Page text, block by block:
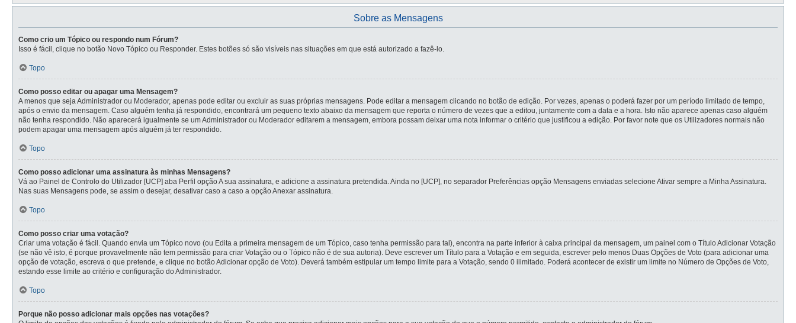
Sobre as Mensagens
Como crio um Tópico ou respondo num Fórum?
Isso é fácil, clique no botão Novo Tópico ou Responder. Estes botões só são visíveis nas situações em que está autorizado a fazê-lo.
Topo
Como posso editar ou apagar uma Mensagem?
A menos que seja Administrador ou Moderador, apenas pode editar ou excluir as suas próprias mensagens. Pode editar a mensagem clicando no botão de edição. Por vezes, apenas o poderá fazer por um período limitado de tempo,
após o envio da mensagem. Caso alguém tenha já respondido, encontrará um pequeno texto abaixo da mensagem que reporta o número de vezes que a editou, juntamente com a data e a hora. Isto não aparece apenas caso alguém
não tenha respondido. Não aparecerá igualmente se um Administrador ou Moderador editarem a mensagem, embora possam deixar uma nota informar o critério que justificou a edição. Por favor note que os Utilizadores normais não
podem apagar uma mensagem após alguém já ter respondido.
Topo
Como posso adicionar uma assinatura às minhas Mensagens?
Vá ao Painel de Controlo do Utilizador [UCP] aba Perfil opção A sua assinatura, e adicione a assinatura pretendida. Ainda no [UCP], no separador Preferências opção Mensagens enviadas selecione Ativar sempre a Minha Assinatura.
Nas suas Mensagens pode, se assim o desejar, desativar caso a caso a opção Anexar assinatura.
Topo
Como posso criar uma votação?
Criar uma votação é fácil. Quando envia um Tópico novo (ou Edita a primeira mensagem de um Tópico, caso tenha permissão para tal), encontra na parte inferior à caixa principal da mensagem, um painel com o Título Adicionar Votação
(se não vê isto, é porque provavelmente não tem permissão para criar Votação ou o Tópico não é de sua autoria). Deve escrever um Título para a Votação e em seguida, escrever pelo menos Duas Opções de Voto (para adicionar uma
opção de votação, escreva o que pretende, e clique no botão Adicionar opção de Voto). Deverá também estipular um tempo limite para a Votação, sendo 0 ilimitado. Poderá acontecer de existir um limite no Número de Opções de Voto,
estando esse limite ao critério e configuração do Administrador.
Topo
Porque não posso adicionar mais opções nas votações?